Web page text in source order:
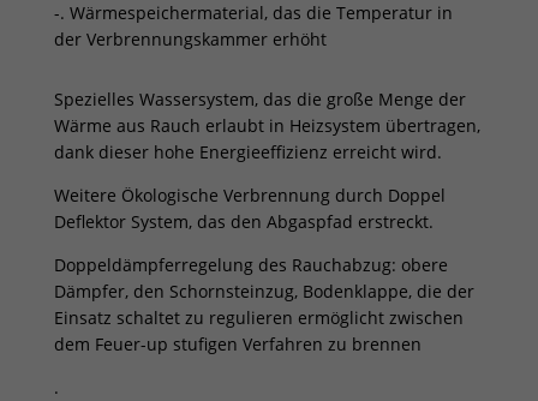
-. Wärmespeichermaterial, das die Temperatur in
der Verbrennungskammer erhöht
Spezielles Wassersystem, das die große Menge der
Wärme aus Rauch erlaubt in Heizsystem übertragen,
dank dieser hohe Energieeffizienz erreicht wird.
Weitere Ökologische Verbrennung durch Doppel
Deflektor System, das den Abgaspfad erstreckt.
Doppeldämpferregelung des Rauchabzug: obere
Dämpfer, den Schornsteinzug, Bodenklappe, die der
Einsatz schaltet zu regulieren ermöglicht zwischen
dem Feuer-up stufigen Verfahren zu brennen
.